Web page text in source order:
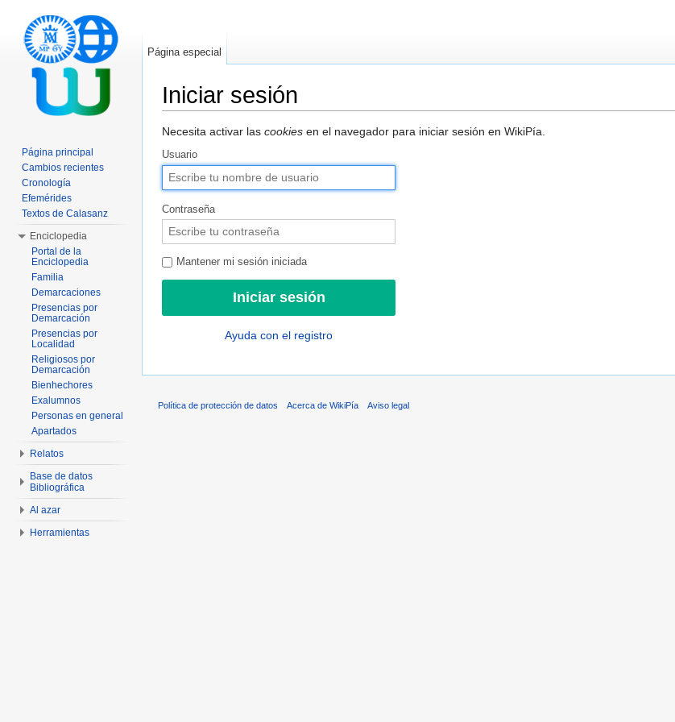
Iniciar sesión
Necesita activar las cookies en el navegador para iniciar sesión en WikiPía.
Usuario
Contraseña
Mantener mi sesión iniciada
Ayuda con el registro
Página especial
Página principal
Cambios recientes
Cronología
Efemérides
Textos de Calasanz
Enciclopedia
Portal de la
Enciclopedia
Familia
Demarcaciones
Presencias por
Demarcación
Presencias por
Localidad
Religiosos por
Demarcación
Bienhechores
Exalumnos
Personas en general
Apartados
Relatos
Base de datos
Bibliográfica
Al azar
Herramientas
Política de protección de datos Acerca de WikiPía Aviso legal